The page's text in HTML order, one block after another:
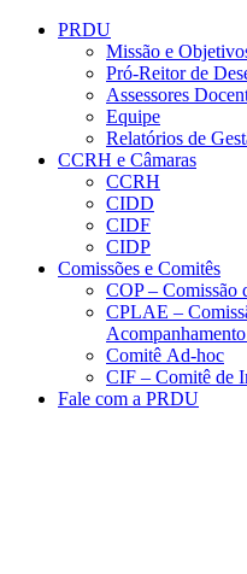
Conteúdo principal
PRDU
Missão e
Pró-Reitor de
Assessores
Equipe
Relatórios de
CCRH e Câmaras
CCRH
CIDD
CIDF
CIDP
Comissões e Comitês
COP – Comissão
CPLAE –
Comitê Ad-hoc
CIF – Comitê de
Fale com a PRDU